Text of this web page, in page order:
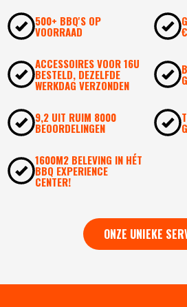
500+ BBQ'S OP
VOORRAAD
ACCESSOIRES VOOR 16U
BESTELD, DEZELFDE
WERKDAG VERZONDEN
9,2 UIT RUIM 8000
BEOORDELINGEN
1600M2 BELEVING IN HÉT
BBQ EXPERIENCE
CENTER!
ONZE UNIEKE